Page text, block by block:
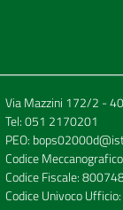
Via Mazzini 172/2 -
Tel:051 2170201
PEO:
Codice
Codice Fiscale:
Codice Univoco